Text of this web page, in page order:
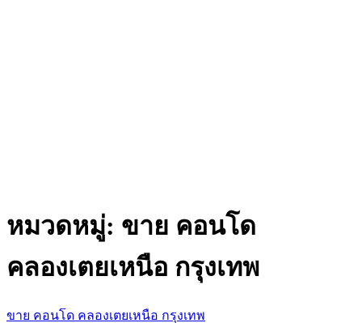
หมวดหมู่: ขาย คอนโด
คลองเตยเหนือ กรุงเทพ
ขาย คอนโด คลองเตยเหนือ กรุงเทพ